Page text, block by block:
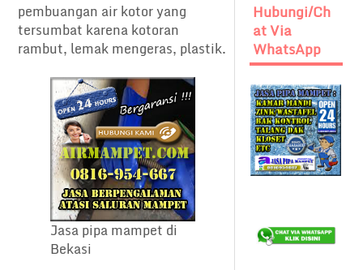
pembuangan air kotor yang
tersumbat karena kotoran
rambut, lemak mengeras, plastik.
Jasa pipa mampet di
Bekasi
Hubungi/Ch
At Via
WhatsApp